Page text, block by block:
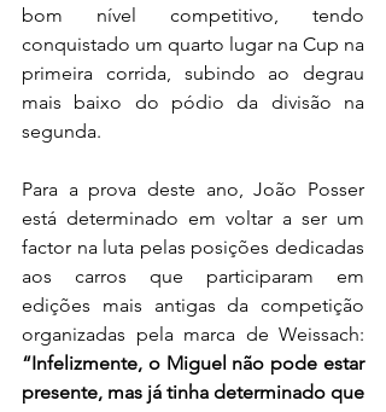
bom nível competitivo, tendo
conquistado um quarto lugar na Cup na
primeira corrida, subindo ao degrau
mais baixo do pódio da divisão na
segunda.
Para a prova deste ano, João Posser
está determinado em voltar a ser um
factor na luta pelas posições dedicadas
aos carros que participaram em
edições mais antigas da competição
“Infelizmente, o Miguel não pode estar
presente, mas já tinha determinado que